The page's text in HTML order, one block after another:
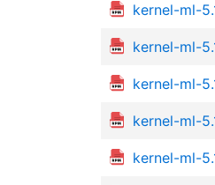
kernel-ml-
kernel-ml-
kernel-ml-
kernel-ml-
kernel-ml-